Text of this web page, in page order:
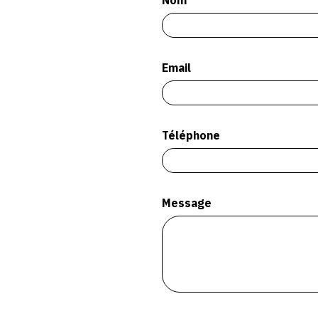
Email
Téléphone
Message